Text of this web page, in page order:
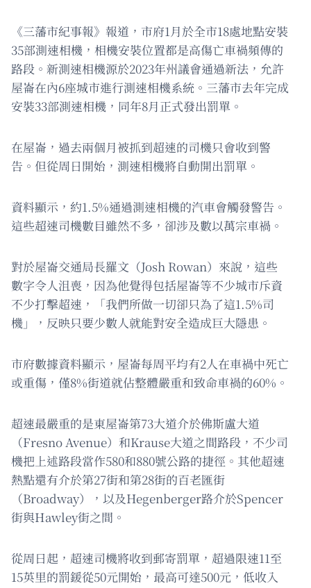
《三藩市紀事報》報道，市府1月於全市18處地點安裝
35部測速相機，相機安裝位置都是高傷亡車禍頻傳的
路段。新測速相機源於2023年州議會通過新法，允許
屋崙在內6座城市進行測速相機系統。三藩市去年完成
安裝33部測速相機，同年8月正式發出罰單。
在屋崙，過去兩個月被抓到超速的司機只會收到警
告。但從周日開始，測速相機將自動開出罰單。
資料顯示，約1.5%通過測速相機的汽車會觸發警告。
這些超速司機數目雖然不多，卻涉及數以萬宗車禍。
對於屋崙交通局長羅文（Josh Rowan）來說，這些
數字令人沮喪，因為他覺得包括屋崙等不少城市斥資
不少打擊超速，「我們所做一切卻只為了這1.5%司
機」，反映只要少數人就能對安全造成巨大隱患。
市府數據資料顯示，屋崙每周平均有2人在車禍中死亡
或重傷，僅8%街道就佔整體嚴重和致命車禍的60%。
超速最嚴重的是東屋崙第73大道介於佛斯盧大道
（Fresno Avenue）和Krause大道之間路段，不少司
機把上述路段當作580和880號公路的捷徑。其他超速
熱點還有介於第27街和第28街的百老匯街
（Broadway），以及Hegenberger路介於Spencer
街與Hawley街之間。
從周日起，超速司機將收到郵寄罰單，超過限速11至
15英里的罰鍰從50元開始，最高可達500元，低收入